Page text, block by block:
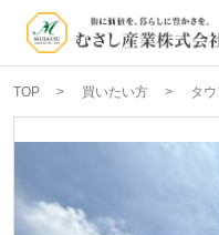
TOP 買いたい方 タ